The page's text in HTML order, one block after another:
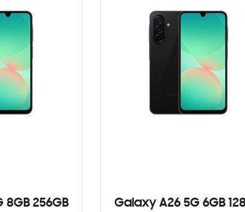
256GB Galaxy A26 5G 6GB